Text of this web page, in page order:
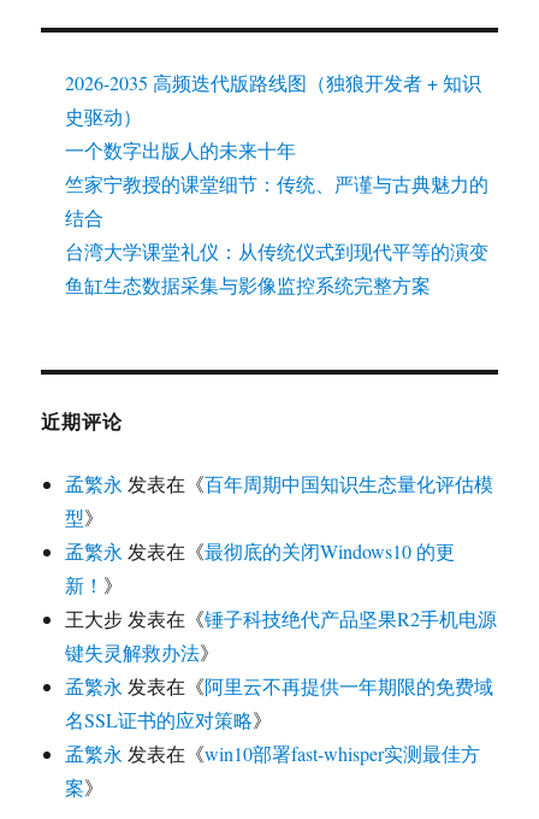
2026-2035 高频迭代版路线图（独狼开发者 + 知识
史驱动）
一个数字出版人的未来十年
竺家宁教授的课堂细节：传统、严谨与古典魅力的
结合
台湾大学课堂礼仪：从传统仪式到现代平等的演变
鱼缸生态数据采集与影像监控系统完整方案
近期评论
孟繁永 发表在《百年周期中国知识生态量化评估模
型》
孟繁永 发表在《最彻底的关闭Windows10 的更
新！ 》
王大步 发表在《锤子科技绝代产品坚果R2手机电源
键失灵解救办法》
孟繁永 发表在《阿里云不再提供一年期限的免费域
名SSL证书的应对策略》
孟繁永 发表在《win10部署fast-whisper实测最佳方
案》